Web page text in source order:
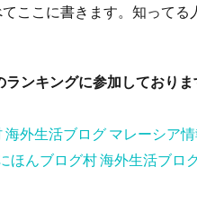
ここに書きます。知って
ランキングに参加しており